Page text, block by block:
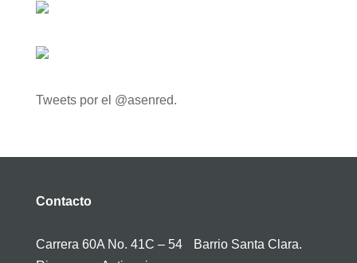
Tweets por el @asenred.
Contacto
Carrera 60A No. 41C – 54 Barrio Santa Clara.